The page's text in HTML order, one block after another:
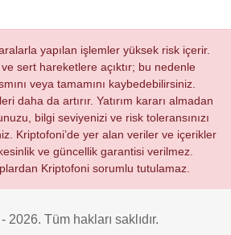
yapılan işlemler yüksek risk içerir.
sert hareketlere açıktır; bu nedenle
veya tamamını kaybedebilirsiniz.
daha da artırır. Yatırım kararı almadan
bilgi seviyenizi ve risk toleransınızı
Kriptofoni’de yer alan veriler ve içerikler
ve güncellik garantisi verilmez.
Kriptofoni sorumlu tutulamaz.
Tüm hakları saklıdır.